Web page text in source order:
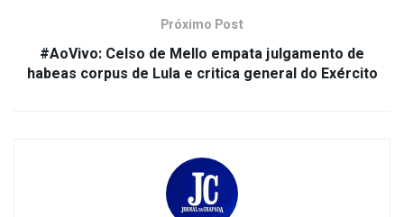
Próximo Post
#AoVivo: Celso de Mello empata julgamento de
habeas corpus de Lula e critica general do Exército